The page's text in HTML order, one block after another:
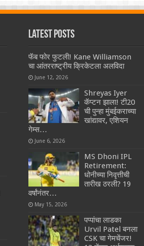
Latest Posts
फॅब फोर फुटली! Kane Williamson
चा आंतरराष्ट्रीय क्रिकेटला अलविदा
June 12, 2026
Shreyas Iyer
कॅप्टन झाला! टी20
ची पुन्हा मुंबईकराच्या
खांद्यावर, एशियन
गेम्स…
June 6, 2026
MS Dhoni IPL
Retirement:
धोनीच्या निवृत्तीची
तारीख ठरली? 19
वर्षांनंतर…
May 15, 2026
पप्पांचा लाडका
Urvil Patel बनला
CSK चा गेमचेंजर!